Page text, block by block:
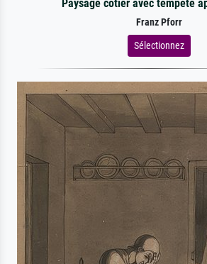
Paysage côtier avec tempête
Franz Pforr
Sélectionnez